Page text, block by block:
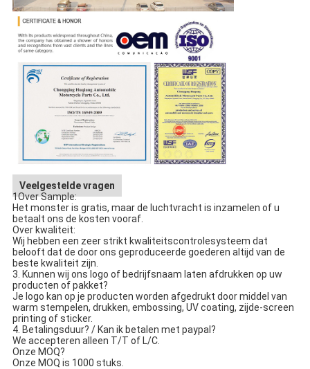
Veelgestelde vragen
1Over Sample:
Het monster is gratis, maar de luchtvracht is inzamelen of u
betaalt ons de kosten vooraf.
Over kwaliteit:
Wij hebben een zeer strikt kwaliteitscontrolesysteem dat
belooft dat de door ons geproduceerde goederen altijd van de
beste kwaliteit zijn.
3. Kunnen wij ons logo of bedrijfsnaam laten afdrukken op uw
producten of pakket?
Je logo kan op je producten worden afgedrukt door middel van
warm stempelen, drukken, embossing, UV coating, zijde-screen
printing of sticker.
4. Betalingsduur? / Kan ik betalen met paypal?
We accepteren alleen T/T of L/C.
Onze MOQ?
Onze MOQ is 1000 stuks.